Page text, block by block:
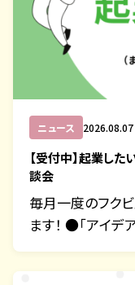
ニュース 2026.08.07
【受付中】起業し
談会
毎月一度のフク
ます！ ●「アイ